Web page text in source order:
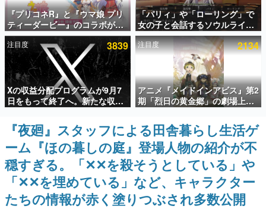
アプリセール情報
インタビュー
連載・特集一覧
殿堂入り記事
SNS拡散数が数千以上！ ページビュー数万以上！ などな
ど。多くの人々に読まれた、電ファミ渾身の“殿堂入り”記
事をまとめました。
ゲームの企画書
名作ゲームクリエイターの方々に製作時のエピソードをお
聞きし、ヒットする企画（ゲーム）とは何か？を探ってい
きます。
赫本
この物語を解いてはいけない。『赫本』は、〈試験問題〉
の形をした短編ホラー小説集です。
『プリコネR』と『ウマ娘 プリ
ティーダービー』のコラボが決
定！“最大170連無料”の8.5周年
キャンペーンなども発表
「パリィ」や「ローリング」で
女の子と会話するソウルライク
恋愛ゲーム『小早川さんはソウ
ルライク』無料公開。返事に失
敗すると「YOU DIED」
注目度 3839
Xの収益分配プログラムが9月7
日をもって終了へ。新たな収益
化制度「Original Content
Rewards Program」を発表
注目度 2134
アニメ『メイドインアビス』第2
期「烈日の黄金郷」の劇場上映
が決定！レグ役・伊瀬茉莉也さ
んらが登壇する舞台挨拶も実施
『夜廻』スタッフによる田舎暮らし生活ゲ
ーム『ほの暮しの庭』登場人物の紹介が不
穏すぎる。「✕✕を殺そうとしている」や
「✕✕を埋めている」など、キャラクター
たちの情報が赤く塗りつぶされ多数公開